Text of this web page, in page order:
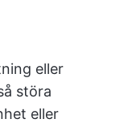
eller
störa
eller